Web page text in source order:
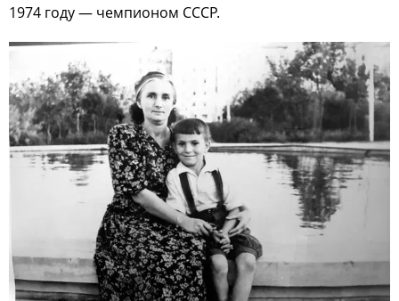
1974 году — чемпионом СССР.